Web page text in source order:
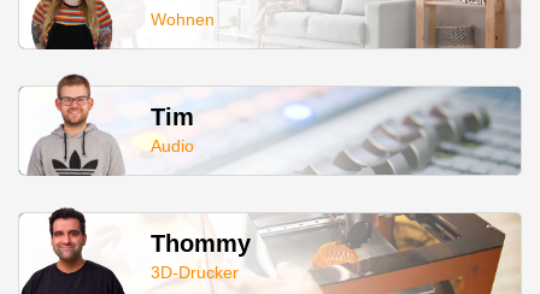
Wohnen
Tim
Audio
Thommy
3D-Drucker